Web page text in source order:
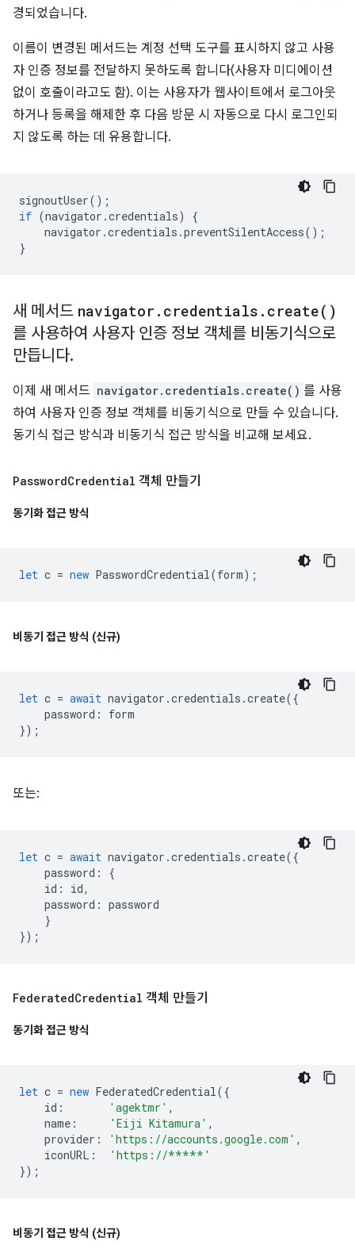
경되었습니다.
이름이 변경된 메서드는 계정 선택 도구를 표시하지 않고 사용
자 인증 정보를 전달하지 못하도록 합니다(사용자 미디에이션
없이 호출이라고도 함). 이는 사용자가 웹사이트에서 로그아웃
하거나 등록을 해제한 후 다음 방문 시 자동으로 다시 로그인되
지 않도록 하는 데 유용합니다.
signoutUser();
if (navigator .credentials)
{
navigator .credentials .preventSilentAccess();
}
새 메서드 navigator . credentials . create( )
를 사용하여 사용자 인증 정보 객체를 비동기식으로
만듭니다.
이제 새 메서드 navigator.credentials.create() 를 사용
하여 사용자 인증 정보 객체를 비동기식으로 만들 수 있습니다.
동기식 접근 방식과 비동기식 접근 방식을 비교해 보세요.
PasswordCredential 객체 만들기
동기화 접근 방식
let c = new PasswordCredential (form);
비동기 접근 방식 (신규)
let c = await navigator .credentials .create({
password :
form
});
또는:
let c = await navigator .credentials .create({
password :
{
id : id,
password : password
}
});
FederatedCredential 객체 만들기
동기화 접근 방식
let c = new FederatedCredential ({
id : 'agektmr' ,
name : 'Eiji Kitamura' ,
provider : 'https://accounts.google.com' ,
iconURL :
'https://*****'
});
비동기 접근 방식 (신규)